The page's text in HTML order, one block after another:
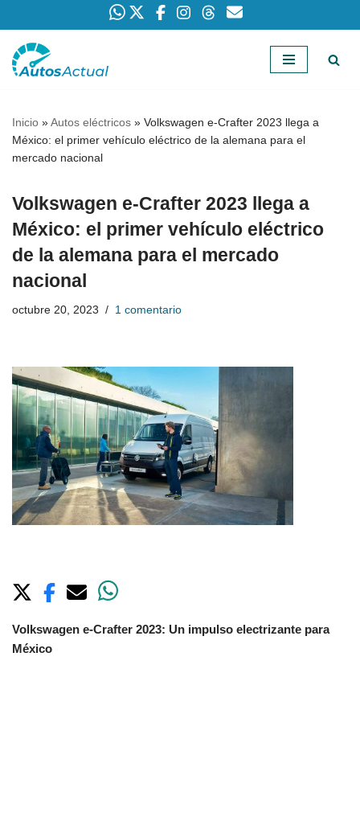
Saltar
Inicio »Autos eléctricos » Volkswagen e-Crafter 2023 llega a
México: el primer vehículo eléctrico de la alemana para el
mercado nacional
Volkswagen e-Crafter 2023 llega a
México: el primer vehículo eléctrico
de la alemana para el mercado
nacional
octubre 20, 2023 1 comentario
Volkswagen e-Crafter 2023: Un impulso electrizante para
México